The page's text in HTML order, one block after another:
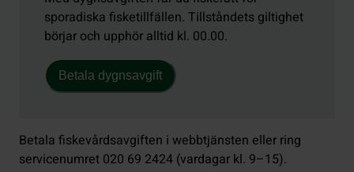
sporadiska fisketillfällen. Tillståndets giltighet
börjar och upphör alltid kl. 00.00.
Betala dygnsavgift
Betala fiskevårdsavgiften i webbtjänsten eller ring
servicenumret 020 69 2424 (vardagar kl. 9–15).